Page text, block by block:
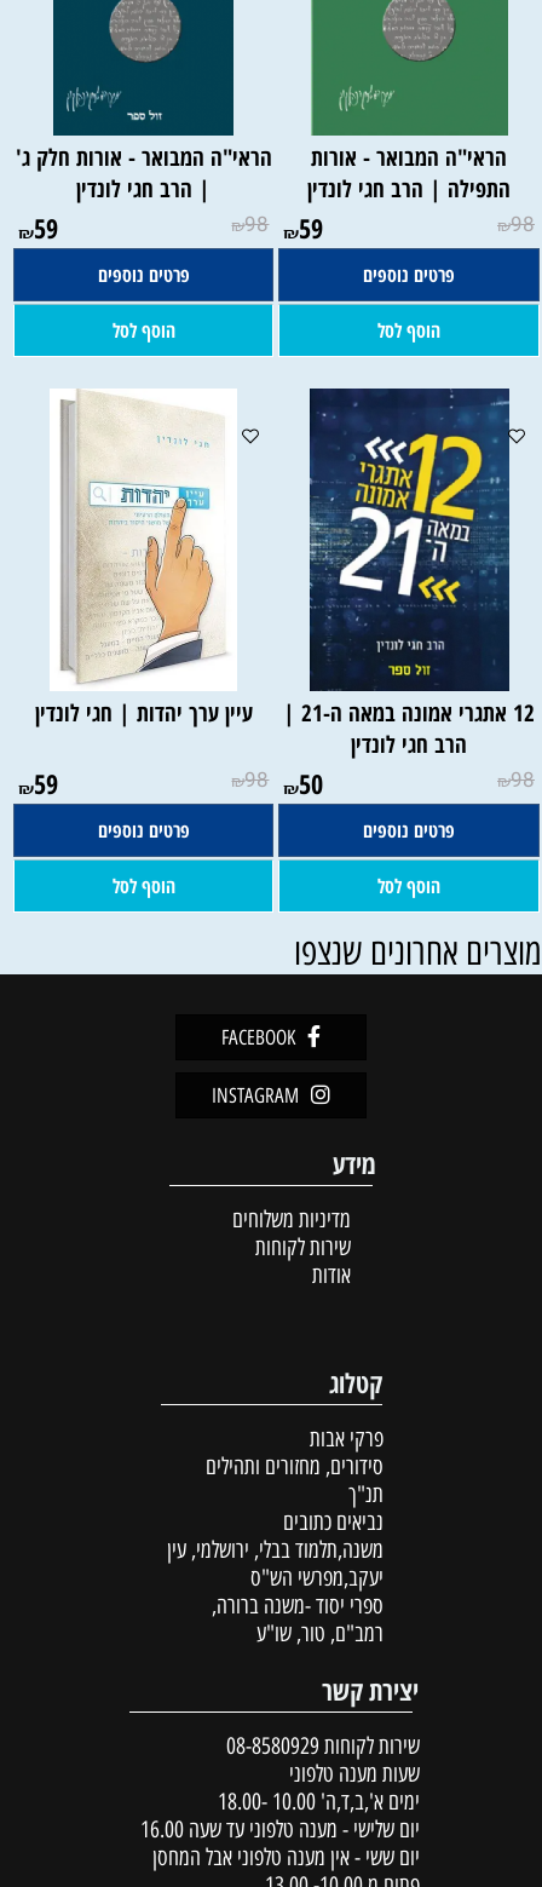
הראי"ה המבואר - אורות
התפילה | הרב חגי לונדין
₪98
₪59
פרטים נוספים
הוסף לסל
הראי"ה המבואר - אורות חלק ג'
| הרב חגי לונדין
₪98
₪59
פרטים נוספים
הוסף לסל
12 אתגרי אמונה במאה ה-21 |
הרב חגי לונדין
₪98
₪50
פרטים נוספים
הוסף לסל
עיין ערך יהדות | חגי לונדין
₪98
₪59
פרטים נוספים
הוסף לסל
אחרונים שנצפו
FACEBOOK
INSTAGRAM
מידע
מדיניות משלוחים
שירות לקוחות
אודות
קטלוג
פרקי אבות
סידורים, מחזורים ותהילים
תנ"ך
נביאים כתובים
משנה,תלמוד בבלי, ירושלמי, עין
יעקב,מפרשי הש"ס
ספרי יסוד -משנה ברורה,
רמב"ם, טור, שו"ע
יצירת קשר
שירות לקוחות 08-8580929
שעות מענה טלפוני
ימים א',ב,ד,ה' 10.00 -18.00
יום שלישי - מענה טלפוני עד שעה 16.00
יום ששי - אין מענה טלפוני אבל המחסן